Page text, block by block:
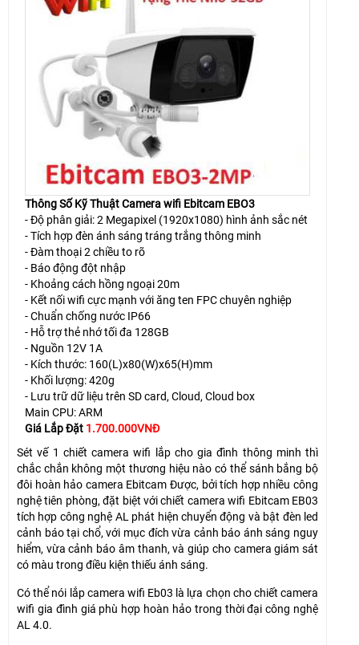
Thông Số Kỹ Thuật Camera wifi Ebitcam EBO3
- Độ phân giải: 2 Megapixel (1920x1080) hình ảnh sắc nét
- Tích hợp đèn ánh sáng tráng trắng thông minh
- Đàm thoại 2 chiều to rõ
- Báo động đột nhập
- Khoảng cách hồng ngoại 20m
- Kết nối wifi cực mạnh với ăng ten FPC chuyên nghiệp
- Chuẩn chống nước IP66
- Hỗ trợ thẻ nhớ tối đa 128GB
- Nguồn 12V 1A
- Kích thước: 160(L)x80(W)x65(H)mm
- Khối lượng: 420g
- Lưu trữ dữ liệu trên SD card, Cloud, Cloud box
Main CPU: ARM
Giá Lắp Đặt 1.700.000VNĐ
Sét vế 1 chiết camera wifi lắp cho gia đình thông minh thì
chắc chắn không một thương hiệu nào có thể sánh bắng bộ
đôi hoàn hảo camera Ebitcam Được, bởi tích hợp nhiều công
nghệ tiên phòng, đặt biệt với chiết camera wifi Ebitcam EB03
tích hợp công nghệ AL phát hiện chuyển động và bật đèn led
cảnh báo tại chổ, với mục đích vừa cảnh báo ánh sáng nguy
hiểm, vừa cảnh báo âm thanh, và giúp cho camera giám sát
có màu trong điều kiện thiếu ánh sáng.
Có thể nói lắp camera wifi Eb03 là lựa chọn cho chiết camera
wifi gia đình giá phù hợp hoàn hảo trong thời đại công nghệ
AL 4.0.